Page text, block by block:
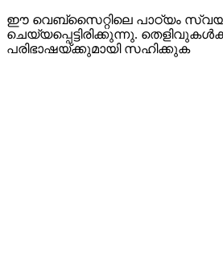
ഈ വെബ്സൈറ്റിലെ പാഠ്യം
ചെയ്യപ്പെട്ടിരിക്കുന്നു.
പരിഭാഷയ്ക്കുമായി സഹിക്കുക